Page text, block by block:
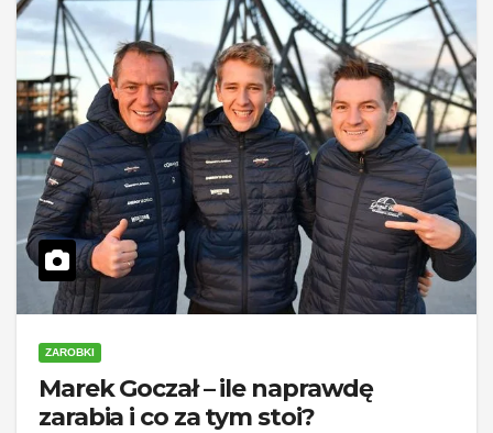
ZAROBKI
Marek Goczał – ile naprawdę
zarabia i co za tym stoi?